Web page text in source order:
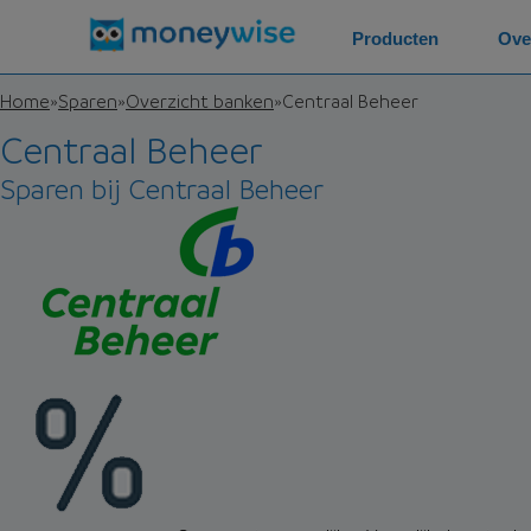
Home»Sparen»Overzicht banken»Centraal Beheer
Centraal Beheer
Sparen bij Centraal Beheer
Producten